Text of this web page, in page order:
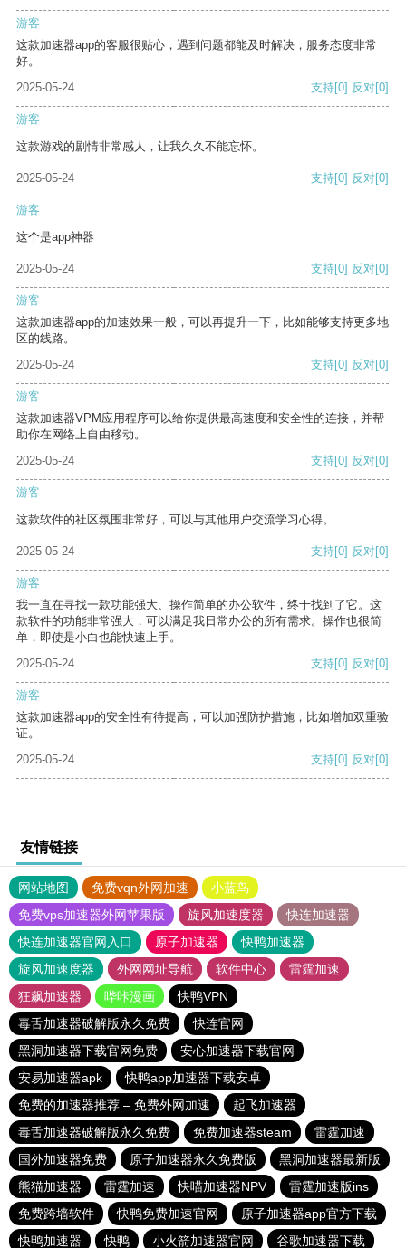
游客
这款加速器app的客服很贴心，遇到问题都能及时解决，服务态度非常
好。
2025-05-24
支持[0] 反对[0]
游客
这款游戏的剧情非常感人，让我久久不能忘怀。
2025-05-24 支持[0] 反对[0]
游客
这个是app神器
2025-05-24 支持[0] 反对[0]
游客
这款加速器app的加速效果一般，可以再提升一下，比如能够支持更多地
区的线路。
2025-05-24
支持[0] 反对[0]
游客
这款加速器VPM应用程序可以给你提供最高速度和安全性的连接，并帮
助你在网络上自由移动。
2025-05-24
支持[0] 反对[0]
游客
这款软件的社区氛围非常好，可以与其他用户交流学习心得。
2025-05-24 支持[0] 反对[0]
游客
我一直在寻找一款功能强大、操作简单的办公软件，终于找到了它。这
款软件的功能非常强大，可以满足我日常办公的所有需求。操作也很简
单，即使是小白也能快速上手。
2025-05-24
支持[0] 反对[0]
游客
这款加速器app的安全性有待提高，可以加强防护措施，比如增加双重验
证。
2025-05-24
支持[0] 反对[0]
友情链接
网站地图 免费vqn外网加速
小蓝鸟
免费vps加速器外网苹果版
旋风加速度器
快连加速器
快连加速器官网入口
原子加速器
快鸭加速器
旋风加速度器
外网网址导航 软件中心
雷霆加速
狂飙加速器
哔咔漫画
快鸭VPN
毒舌加速器破解版永久免费
快连官网
黑洞加速器下载官网免费
安心加速器下载官网
安易加速器apk
快鸭app加速器下载安卓
免费的加速器推荐 – 免费外网加速
起飞加速器
毒舌加速器破解版永久免费
免费加速器steam
雷霆加速
国外加速器免费
原子加速器永久免费版
黑洞加速器最新版
熊猫加速器
雷霆加速 快喵加速器NPV
雷霆加速版ins
免费跨墙软件
快鸭免费加速官网
原子加速器app官方下载
快鸭加速器
快鸭 小火箭加速器官网 谷歌加速器下载